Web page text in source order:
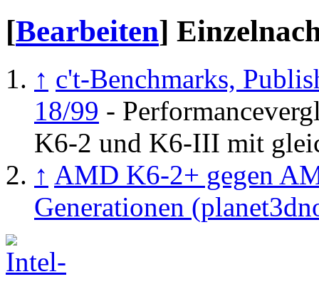
[Bearbeiten]
↑ c't-Benchmarks,
18/99 -
K6-2 und K6-III mit
↑ AMD K6-2+ gegen
Generationen